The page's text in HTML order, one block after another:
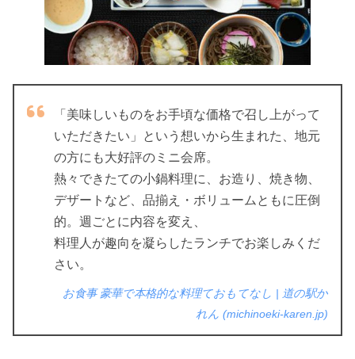
「美味しいものをお手頃な価格で召し上がって
いただきたい」という想いから生まれた、地元
の方にも大好評のミニ会席。
熱々できたての小鍋料理に、お造り、焼き物、
デザートなど、品揃え・ボリュームともに圧倒
的。週ごとに内容を変え、
料理人が趣向を凝らしたランチでお楽しみくだ
さい。
お食事 豪華で本格的な料理ておもてなし | 道の駅か
れん (michinoeki-karen.jp)